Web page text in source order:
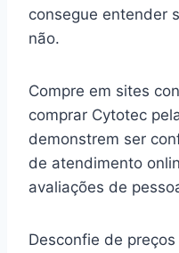
consegue entender
não.
Compre em sites
comprar Cytotec
demonstrem ser
de atendimento
avaliações de
Desconfie de